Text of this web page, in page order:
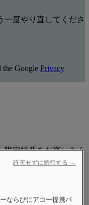
一度やり直してくださ
the Google Privacy
限定特典をお楽しみく
ならびにアコー提携パ
許可せずに続行する →